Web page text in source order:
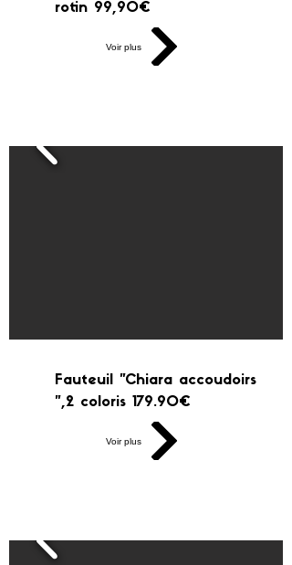
rotin 99,90€
Voir plus
Fauteuil "Chiara accoudoirs
",2 coloris 179.90€
Voir plus